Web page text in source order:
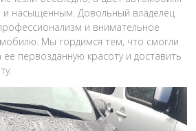
насыщенным. Довольный владелец
и внимательное
Мы гордимся тем, что смогли
первозданную красоту и доставить